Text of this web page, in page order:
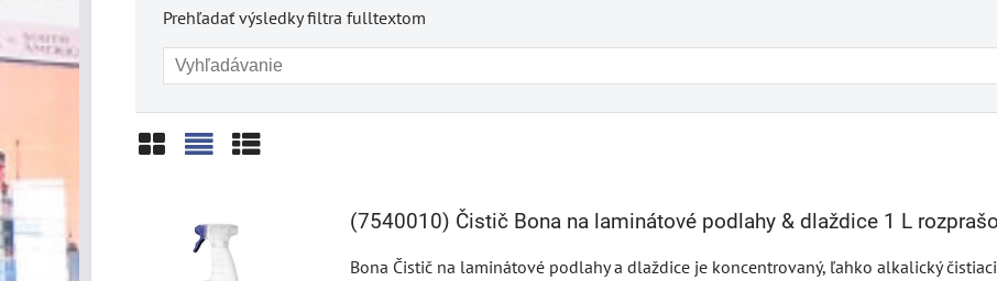
Prehľadať výsledky filtra fulltextom
(7540010) Čistič Bona na laminátové podlahy & dlaždice 1 L
Bona Čistič na laminátové podlahy a dlaždice je koncentrovaný, ľahko alkalický